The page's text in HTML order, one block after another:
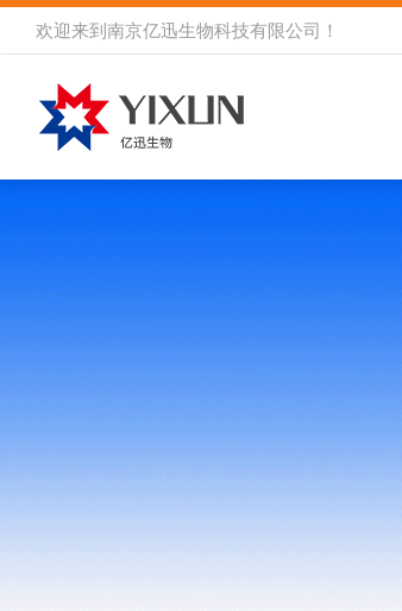
欢迎来到 南京亿迅生物科技有限公司 ！